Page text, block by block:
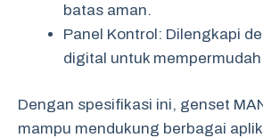
batas aman.
Panel Kontrol: Dilengkapi
digital untuk
Dengan spesifikasi ini, genset
mampu mendukung berbagai